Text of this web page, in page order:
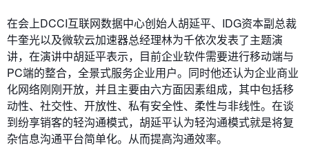
在会上DCCI互联网数据中心创始人胡延平、IDG资本副总裁
牛奎光以及微软云加速器总经理林为千依次发表了主题演
讲，在演讲中胡延平表示，目前企业软件需要进行移动端与
PC端的整合，全景式服务企业用户。同时他还认为企业商业
化网络刚刚开放，并且主要由六方面因素组成，其中包括移
动性、社交性、开放性、私有安全性、柔性与非线性。在谈
到纷享销客的轻沟通模式，胡延平认为轻沟通模式就是将复
杂信息沟通平台简单化。从而提高沟通效率。